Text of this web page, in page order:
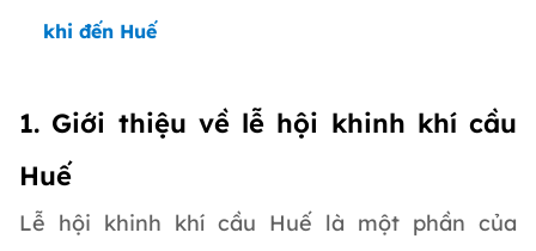
khi đến Huế
1. Giới thiệu về lễ hội khinh khí cầu
Huế
Lễ hội khinh khí cầu Huế là một phần của